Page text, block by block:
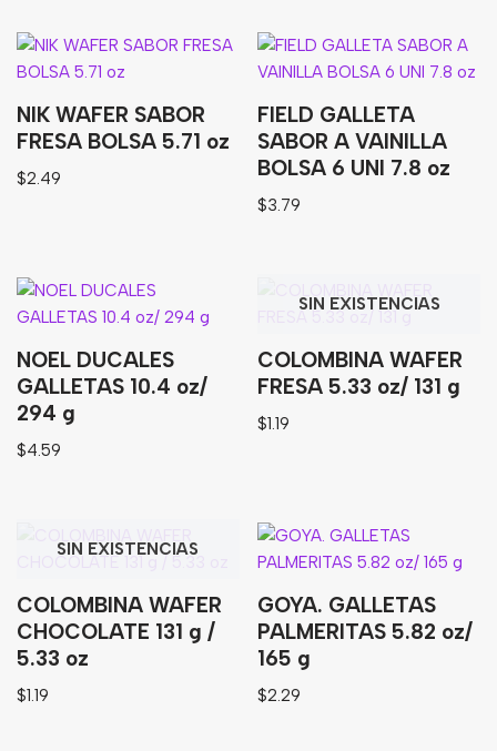
NIK WAFER SABOR
FRESA BOLSA 5.71 oz
$2.49
FIELD GALLETA
SABOR A VAINILLA
BOLSA 6 UNI 7.8 oz
$3.79
NOEL DUCALES
GALLETAS 10.4 oz/
294 g
$4.59
SIN EXISTENCIAS
COLOMBINA WAFER
FRESA 5.33 oz/ 131 g
$1.19
SIN EXISTENCIAS
COLOMBINA WAFER
CHOCOLATE 131 g /
5.33 oz
$1.19
GOYA. GALLETAS
PALMERITAS 5.82 oz/
165 g
$2.29